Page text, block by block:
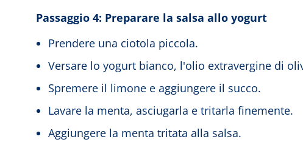
Passaggio 4: Preparare la salsa allo yogurt
Prendere una ciotola piccola.
Versare lo yogurt bianco, l'olio extravergine di
Spremere il limone e aggiungere il succo.
Lavare la menta, asciugarla e tritarla finemente.
Aggiungere la menta tritata alla salsa.